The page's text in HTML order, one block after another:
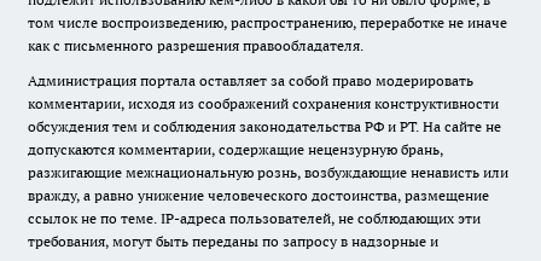
том числе воспроизведению, распространению, переработке не иначе
как с письменного разрешения правообладателя.
Администрация портала оставляет за собой право модерировать
комментарии, исходя из соображений сохранения конструктивности
обсуждения тем и соблюдения законодательства РФ и РТ. На сайте не
допускаются комментарии, содержащие нецензурную брань,
разжигающие межнациональную рознь, возбуждающие ненависть или
вражду, а равно унижение человеческого достоинства, размещение
ссылок не по теме. IP-адреса пользователей, не соблюдающих эти
требования, могут быть переданы по запросу в надзорные и